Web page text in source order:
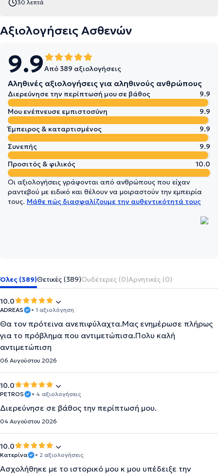
30 λεπτά
Αξιολογήσεις Ασθενών
9.9Από 389 αξιολογήσεις
Αληθινές αξιολογήσεις για αληθινούς ανθρώπους
Διερεύνησε την περίπτωσή μου σε βάθος
9.9
Μου ενέπνευσε εμπιστοσύνη
9.9
Έμπειρος & καταρτισμένος
9.9
Συνεπής
9.9
Προσιτός & φιλικός
10.0
Οι αξιολογήσεις γράφονται από ανθρώπους που είχαν
ραντεβού με ειδικό και θέλουν να μοιραστούν την εμπειρία
τους. Μάθε πώς διασφαλίζουμε την αυθεντικότητά τους
Όλες (389)Θετικές (389)Ουδέτερες (0)Αρνητικές (0)
10.0
ADREAS • 1 αξιολόγηση
Θα τον πρότεινα ανεπιφύλαχτα.Μας ενημέρωσε πλήρως
για το πρόβλημα που αντιμετώπισα.Πολυ καλή
αντιμετώπιση
06 Αυγούστου 2026
10.0
PETROS • 4 αξιολογήσεις
Διερεύνησε σε βάθος την περίπτωσή μου.
04 Αυγούστου 2026
10.0
Κατερίνα • 2 αξιολογήσεις
Ασχολήθηκε με το ιστορικό μου κ μου υπέδειξε την